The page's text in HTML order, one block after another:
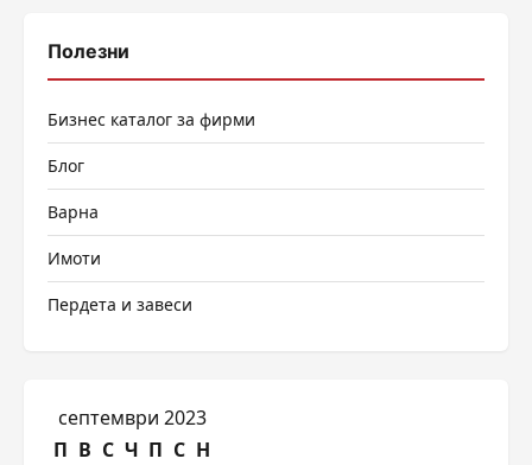
Полезни
Бизнес каталог за фирми
Блог
Варна
Имоти
Пердета и завеси
септември 2023
П В С Ч П С Н